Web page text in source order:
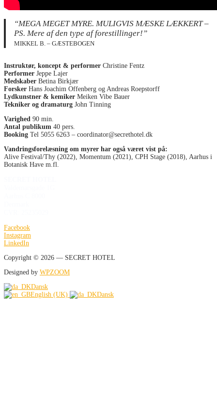
“MEGA MEGET MYRE. MULIGVIS MÆSKE LÆKKERT –
PS. Mere af den type af forestillinger!”
MIKKEL B. – GÆSTEBOGEN
Instruktør, koncept & performer Christine Fentz
Performer Jeppe Lajer
Medskaber Betina Birkjær
Forsker Hans Joachim Offenberg og Andreas Roepstorff
Lydkunstner & kemiker Meiken Vibe Bauer
Tekniker og dramaturg John Tinning
Varighed 90 min.
Antal publikum 40 pers.
Booking Tel 5055 6263 – coordinator@secrethotel.dk
Vandringsforelæsning om myrer har også været vist på:
Alive Festival/Thy (2022), Momentum (2021), CPH Stage (2018), Aarhus i
Botanisk Have m.fl.
Facebook
Instagram
LinkedIn
Copyright © 2026 — SECRET HOTEL
Designed by WPZOOM
Dansk
English (UK)
Dansk